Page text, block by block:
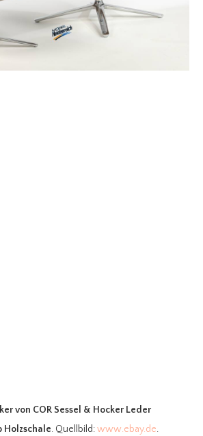
von COR Sessel & Hocker Leder
Holzschale. Quellbild:www.ebay.de.